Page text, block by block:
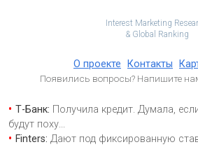
Interest Marketing
& Global Ranking
О проекте Контакты
Появились вопросы? Напишите
Т-Банк: Получила кредит. Думала,
будут поху...
Finters: Дают под фиксированную